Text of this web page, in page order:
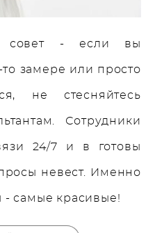
совет - если вы
замере или просто
не стесняйтесь
Сотрудники
24/7 и в готовы
невест. Именно
- самые красивые!